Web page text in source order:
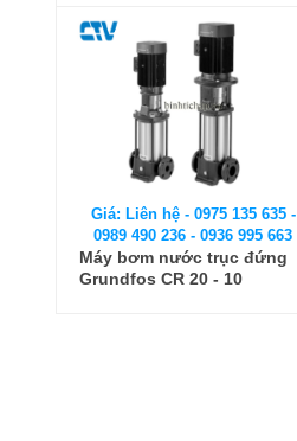
Giá: Liên hệ - 0975 135 635 -
0989 490 236 - 0936 995 663
Máy bơm nước trục đứng
Grundfos CR 20 - 10